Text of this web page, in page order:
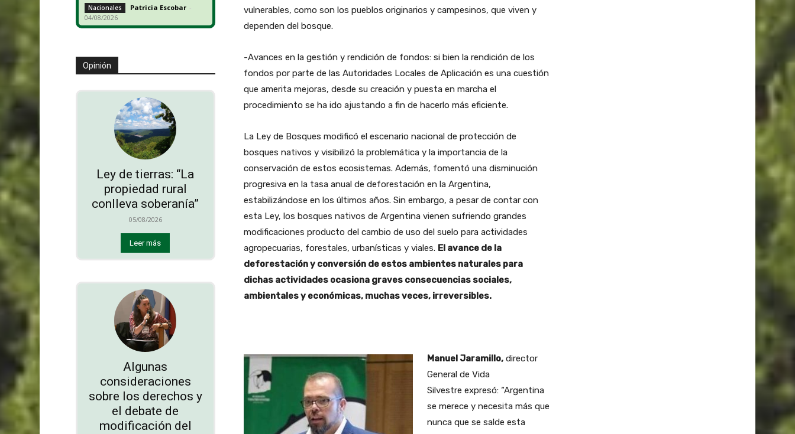
Nacionales Patricia Escobar -
04/08/2026
Opinión
Ley de tierras: “La
propiedad rural
conlleva soberanía”
05/08/2026
Leer más
Algunas
consideraciones
sobre los derechos y
el debate de
modificación del
vulnerables, como son los pueblos originarios y campesinos, que viven y
dependen del bosque.
-Avances en la gestión y rendición de fondos: si bien la rendición de los
fondos por parte de las Autoridades Locales de Aplicación es una cuestión
que amerita mejoras, desde su creación y puesta en marcha el
procedimiento se ha ido ajustando a fin de hacerlo más eficiente.
La Ley de Bosques modificó el escenario nacional de protección de
bosques nativos y visibilizó la problemática y la importancia de la
conservación de estos ecosistemas. Además, fomentó una disminución
progresiva en la tasa anual de deforestación en la Argentina,
estabilizándose en los últimos años. Sin embargo, a pesar de contar con
esta Ley, los bosques nativos de Argentina vienen sufriendo grandes
modificaciones producto del cambio de uso del suelo para actividades
agropecuarias, forestales, urbanísticas y viales. El avance de la
deforestación y conversión de estos ambientes naturales para
dichas actividades ocasiona graves consecuencias sociales,
ambientales y económicas, muchas veces, irreversibles.
Manuel Jaramillo,director
General de Vida
Silvestre expresó: “Argentina
se merece y necesita más que
nunca que se salde esta